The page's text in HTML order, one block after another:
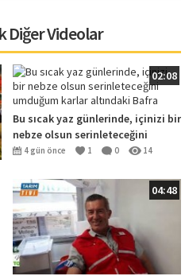
Diğer Videolar
02:08
Bu sıcak yaz günlerinde, içinizi bir
nebze olsun serinleteceğini
umduğum karlar altındaki Bafra
4 gün önce 1 0 14
04:48